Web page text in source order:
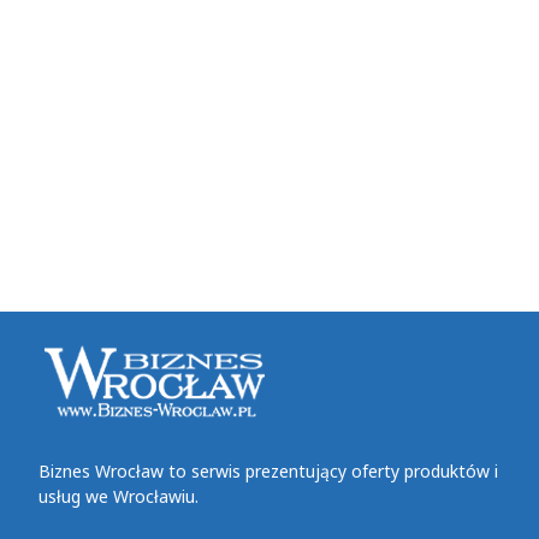
Biznes Wrocław to serwis prezentujący oferty produktów i
usług we Wrocławiu.